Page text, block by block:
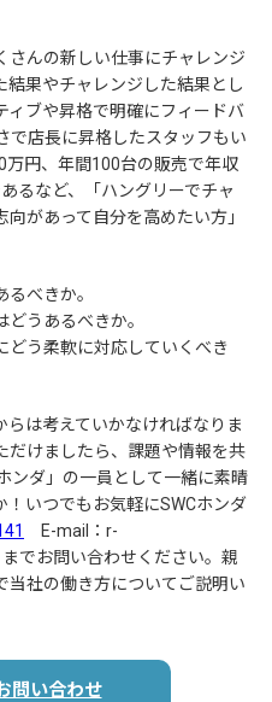
さんの新しい仕事にチャレンジ
果やチャレンジした結果とし
ィブや昇格で明確にフィードバ
で店長に昇格したスタッフもい
円、年間100台の販売で年収
るなど、「ハングリーでチャ
があって自分を高めたい方」
べきか。
うあるべきか。
どう柔軟に対応していくべき
は考えていかなければなりま
だけましたら、課題や情報を共
ンダ」の一員として一緒に素晴
いつでもお気軽にSWCホンダ
E-mail：r-
でお問い合わせください。親
当社の働き方についてご説明い
問い合わせ